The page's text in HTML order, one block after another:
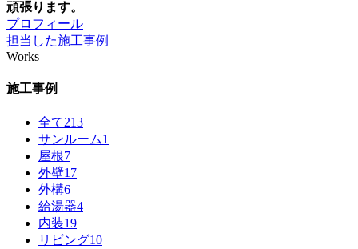
頑張ります。
プロフィール
担当した施工事例
Works
施工事例
全て213
サンルーム1
屋根7
外壁17
外構6
給湯器4
内装19
リビング10